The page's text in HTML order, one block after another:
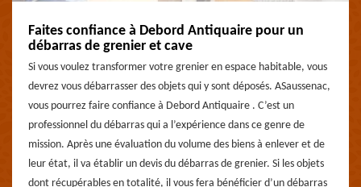
Faites confiance à Debord Antiquaire pour un
débarras de grenier et cave
Si vous voulez transformer votre grenier en espace habitable, vous
devrez vous débarrasser des objets qui y sont déposés. ASaussenac,
vous pourrez faire confiance à Debord Antiquaire . C’est un
professionnel du débarras qui a l’expérience dans ce genre de
mission. Après une évaluation du volume des biens à enlever et de
leur état, il va établir un devis du débarras de grenier. Si les objets
dont récupérables en totalité, il vous fera bénéficier d’un débarras